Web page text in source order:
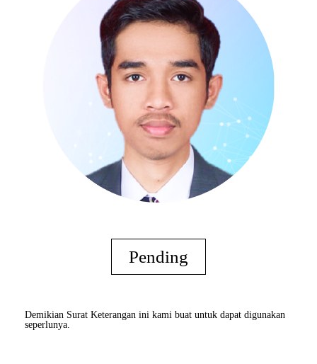
Pending
Demikian Surat Keterangan ini kami buat untuk dapat digunakan
seperlunya.